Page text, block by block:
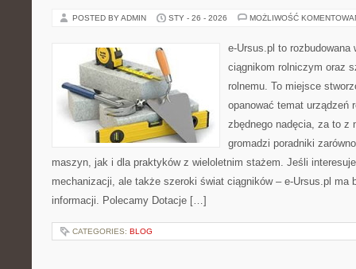
POSTED BY ADMIN STY - 26 - 2026 MOŻLIWOŚĆ
e-Ursus.pl to rozbudowana
ciągnikom rolniczym oraz
rolnemu. To miejsce
opanować temat urządzeń
zbędnego nadęcia, za to z
gromadzi poradniki
maszyn, jak i dla praktyków z wieloletnim stażem. Jeśli
mechanizacji, ale także szeroki świat ciągników – e-Ursus.pl ma
informacji. Polecamy Dotacje […]
CATEGORIES: BLOG